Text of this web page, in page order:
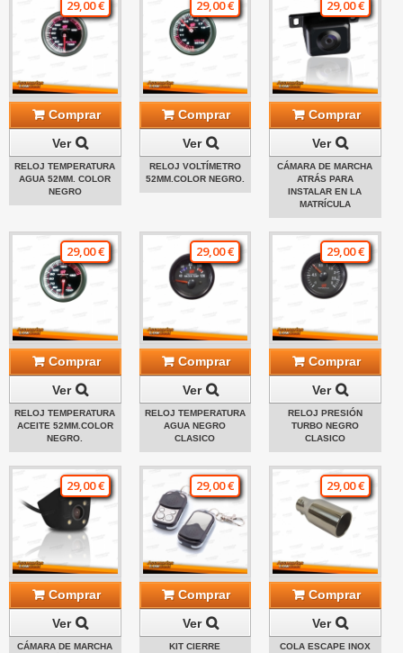
29,00 €
Comprar
Ver
RELOJ TEMPERATURA
AGUA 52MM. COLOR
NEGRO
29,00 €
Comprar
Ver
RELOJ VOLTÍMETRO
52MM.COLOR NEGRO.
29,00 €
Comprar
Ver
CÁMARA DE MARCHA
ATRÁS PARA
INSTALAR EN LA
MATRÍCULA
29,00 €
Comprar
Ver
RELOJ TEMPERATURA
ACEITE 52MM.COLOR
NEGRO.
29,00 €
Comprar
Ver
RELOJ TEMPERATURA
AGUA NEGRO
CLASICO
29,00 €
Comprar
Ver
RELOJ PRESIÓN
TURBO NEGRO
CLASICO
29,00 €
Comprar
Ver
CÁMARA DE MARCHA
29,00 €
Comprar
Ver
KIT CIERRE
29,00 €
Comprar
Ver
COLA ESCAPE INOX